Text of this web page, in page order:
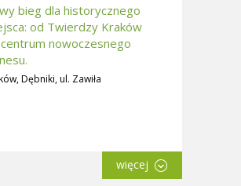
bieg dla historycznego
od Twierdzy Kraków
nowoczesnego
Dębniki, ul. Zawiła
więcej